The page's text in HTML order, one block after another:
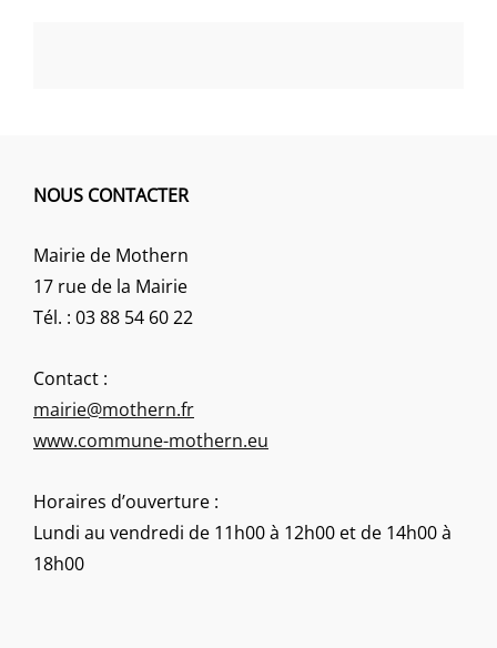
NOUS CONTACTER
Mairie de Mothern
17 rue de la Mairie
Tél. : 03 88 54 60 22
Contact :
mairie@mothern.fr
www.commune-mothern.eu
Horaires d’ouverture :
Lundi au vendredi de 11h00 à 12h00 et de 14h00 à
18h00